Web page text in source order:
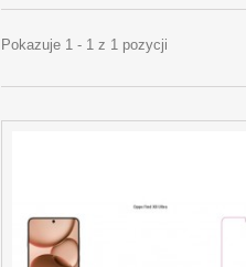
Pokazuje 1 - 1 z 1 pozycji